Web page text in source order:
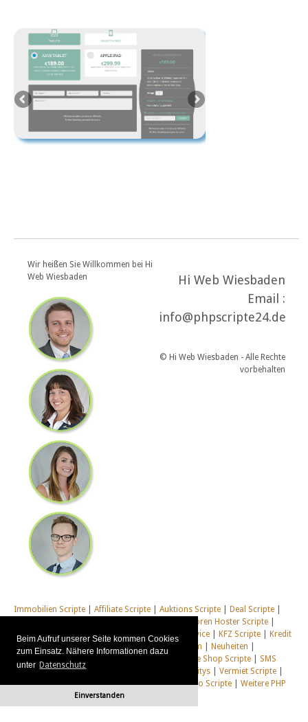
Beim Aufruf unserer Seite kommen Cookies
zum Einsatz. Nähere Informationen dazu
unter Datenschutz
Einverstanden
Wir heißen Sie Willkommen bei Hi
Web Wiesbaden
Hi Web Wiesbaden
Email :
info@phpscripte24.de
© Hi Web Wiesbaden - Alle Rechte
vorbehalten
Immobilien Scripte Affiliate Scripte Auktions Scripte Deal Scripte
Foren Hoster Scripte
Homepage Generator Scripte
Installations Service KFZ Scripte
Kredit
Scripte| Management Scripte| Multi Web System Neuheiten
Shop & Live Shop Scripte
SMS
Scripte|Social Communitys Tausch Communitys Vermiet Scripte
Webcam Scripte|Webhosting Scripte|Webradio Scripte
Weitere PHP
Alle unsere Systeme